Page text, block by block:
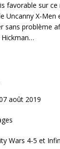
favorable sur
Uncanny X-
sans problème
août 2019
Wars 4-5 et